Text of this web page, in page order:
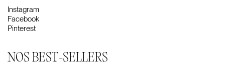
Instagram
Facebook
Pinterest
NOS BEST-SELLERS